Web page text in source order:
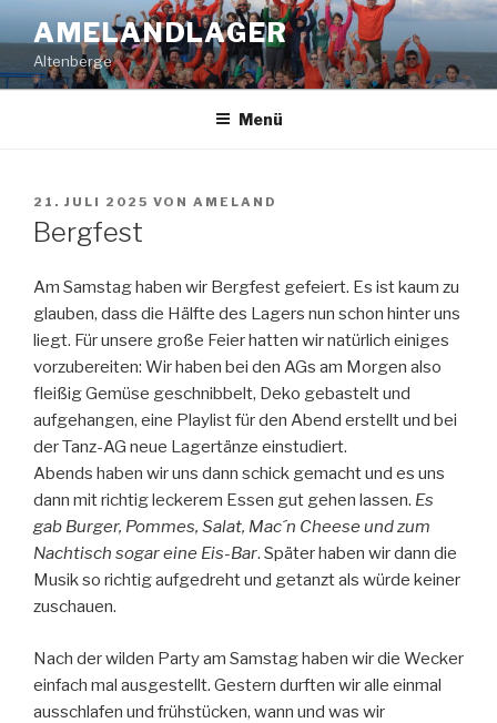
Inhalt
springen
AMELANDLAGER
Altenberge
Menü
VERÖFFENTLICHT
AM
21. JULI 2025 VON AMELAND
Bergfest
Am Samstag haben wir Bergfest gefeiert. Es ist kaum zu
glauben, dass die Hälfte des Lagers nun schon hinter uns
liegt. Für unsere große Feier hatten wir natürlich einiges
vorzubereiten: Wir haben bei den AGs am Morgen also
fleißig Gemüse geschnibbelt, Deko gebastelt und
aufgehangen, eine Playlist für den Abend erstellt und bei
der Tanz-AG neue Lagertänze einstudiert.
Abends haben wir uns dann schick gemacht und es uns
dann mit richtig leckerem Essen gut gehen lassen. Es
gab Burger, Pommes, Salat, Mac´n Cheese und zum
Nachtisch sogar eine Eis-Bar. Später haben wir dann die
Musik so richtig aufgedreht und getanzt als würde keiner
zuschauen.
Nach der wilden Party am Samstag haben wir die Wecker
einfach mal ausgestellt. Gestern durften wir alle einmal
ausschlafen und frühstücken, wann und was wir